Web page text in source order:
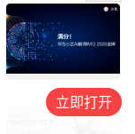
立即打开